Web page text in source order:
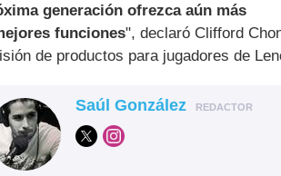
generación ofrezca aún más
funciones", declaró Clifford
de productos para jugadores de
Saúl González REDACTOR